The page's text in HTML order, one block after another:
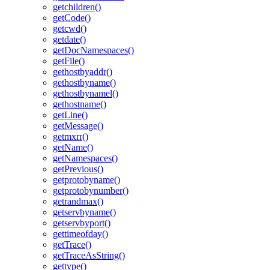
getchildren()
getCode()
getcwd()
getdate()
getDocNamespaces()
getFile()
gethostbyaddr()
gethostbyname()
gethostbynamel()
gethostname()
getLine()
getMessage()
getmxrr()
getName()
getNamespaces()
getPrevious()
getprotobyname()
getprotobynumber()
getrandmax()
getservbyname()
getservbyport()
gettimeofday()
getTrace()
getTraceAsString()
gettype()